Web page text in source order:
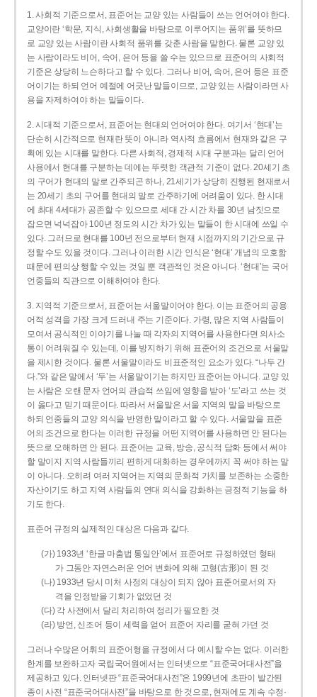
1. 사회적 기준으로서, 표준어는 교양 있는 사람들이 쓰는 언어여야 한다.
교양이란 ‘학문, 지식, 사회생활을 바탕으로 이루어지는 품위’를 뜻하므
로 교양 있는 사람이란 사회적 품위를 갖춘 사람을 말한다. 물론 교양 있
는 사람이라도 비어, 속어, 은어 등을 쓸 수는 있으므로 표준어의 사회적
기준은 상당히 느슨하다고 할 수 있다. 그러나 비어, 속어, 은어 등은 표준
어이기는 하되 언어 예절에 어긋난 말들이므로, 교양 있는 사람이라면 사
용을 자제하여야 하는 말들이다.
2. 시대적 기준으로서, 표준어는 현대의 언어여야 한다. 여기서 ‘현대’는
단순히 시간적으로 현재란 뜻이 아니라 역사적 흐름에서 현재와 같은 구
획에 있는 시대를 말한다. 다른 사회적, 경제적 시대 구분과는 달리 언어
사용에서 현대를 구분하는 데에는 뚜렷한 객관적 기준이 없다. 20세기 초
의 구어가 현대의 말로 간주되곤 하나, 21세기가 상당히 진행된 현재로서
는 20세기 초의 구어를 현대의 말로 간주하기에 어려움이 있다. 한 시대
에 최대 4세대가 공존할 수 있으므로 세대 간 시간 차를 30년 남짓으로
잡으면 넉넉잡아 100년 정도의 시간 차가 있는 말들이 한 시대에 쓰일 수
있다. 그러므로 현대를 100년 전으로부터 현재 시점까지의 기간으로 규
정할 수도 있을 것이다. 그러나 이러한 시간 인식은 ‘현대’ 개념의 모호함
때문에 편의상 행할 수 있는 것일 뿐 객관적인 것은 아니다. ‘현대’는 국어
언중들의 직관으로 이해하여야 한다.
3. 지역적 기준으로서, 표준어는 서울말이어야 한다. 이는 표준어의 공용
어적 성격을 가장 크게 드러내 주는 기준이다. 가령, 많은 지역 사람들이
모여서 공식적인 이야기를 나눌 때 각자의 지역어를 사용한다면 의사소
통이 어려워질 수 있는데, 이를 방지하기 위해 표준어의 조건으로 서울말
을 제시한 것이다. 물론 서울말이라도 비표준적인 요소가 있다. “나두 간
다.”와 같은 말에서 ‘두’는 서울말이기는 하지만 표준어는 아니다. 교양 있
는 사람은 오랜 문자 언어의 관습적 쓰임에 영향을 받아 ‘도’라고 쓰는 것
이 옳다고 믿기 때문이다. 따라서 서울말은 서울 지역의 말을 바탕으로
하되 언중들의 교양 의식을 반영한 말이라고 할 수 있다. 서울말을 표준
어의 조건으로 한다는 이러한 규정을 어떤 지역어를 사용하면 안 된다는
뜻으로 오해하면 안 된다. 표준어는 교육, 방송, 공식적 담화 등에서 써야
할 말이지 지역 사람들끼리 편하게 대화하는 경우에까지 꼭 써야 하는 말
이 아니다. 오히려 여러 지역어는 지역의 문화적 가치를 보존하는 소중한
자산이기도 하고 지역 사람들의 연대 의식을 강화하는 긍정적 기능을 하
기도 한다.
표준어 규정의 실제적인 대상은 다음과 같다.
(가) 1933년 ‘한글 마춤법 통일안’에서 표준어로 규정하였던 형태
가 그동안 자연스러운 언어 변화에 의해 고형(古形)이 된 것
(나) 1933년 당시 미처 사정의 대상이 되지 않아 표준어로서의 자
격을 인정받을 기회가 없었던 것
(다) 각 사전에서 달리 처리하여 정리가 필요한 것
(라) 방언, 신조어 등이 세력을 얻어 표준어 자리를 굳혀 가던 것
그러나 수많은 어휘의 표준어형을 규정에서 다 예시할 수는 없다. 이러한
한계를 보완하고자 국립국어원에서는 인터넷으로 “표준국어대사전”을
제공하고 있다. 인터넷판 “표준국어대사전”은 1999년에 초판이 발간된
종이 사전 “표준국어대사전”을 바탕으로 한 것으로, 현재에도 계속 수정·